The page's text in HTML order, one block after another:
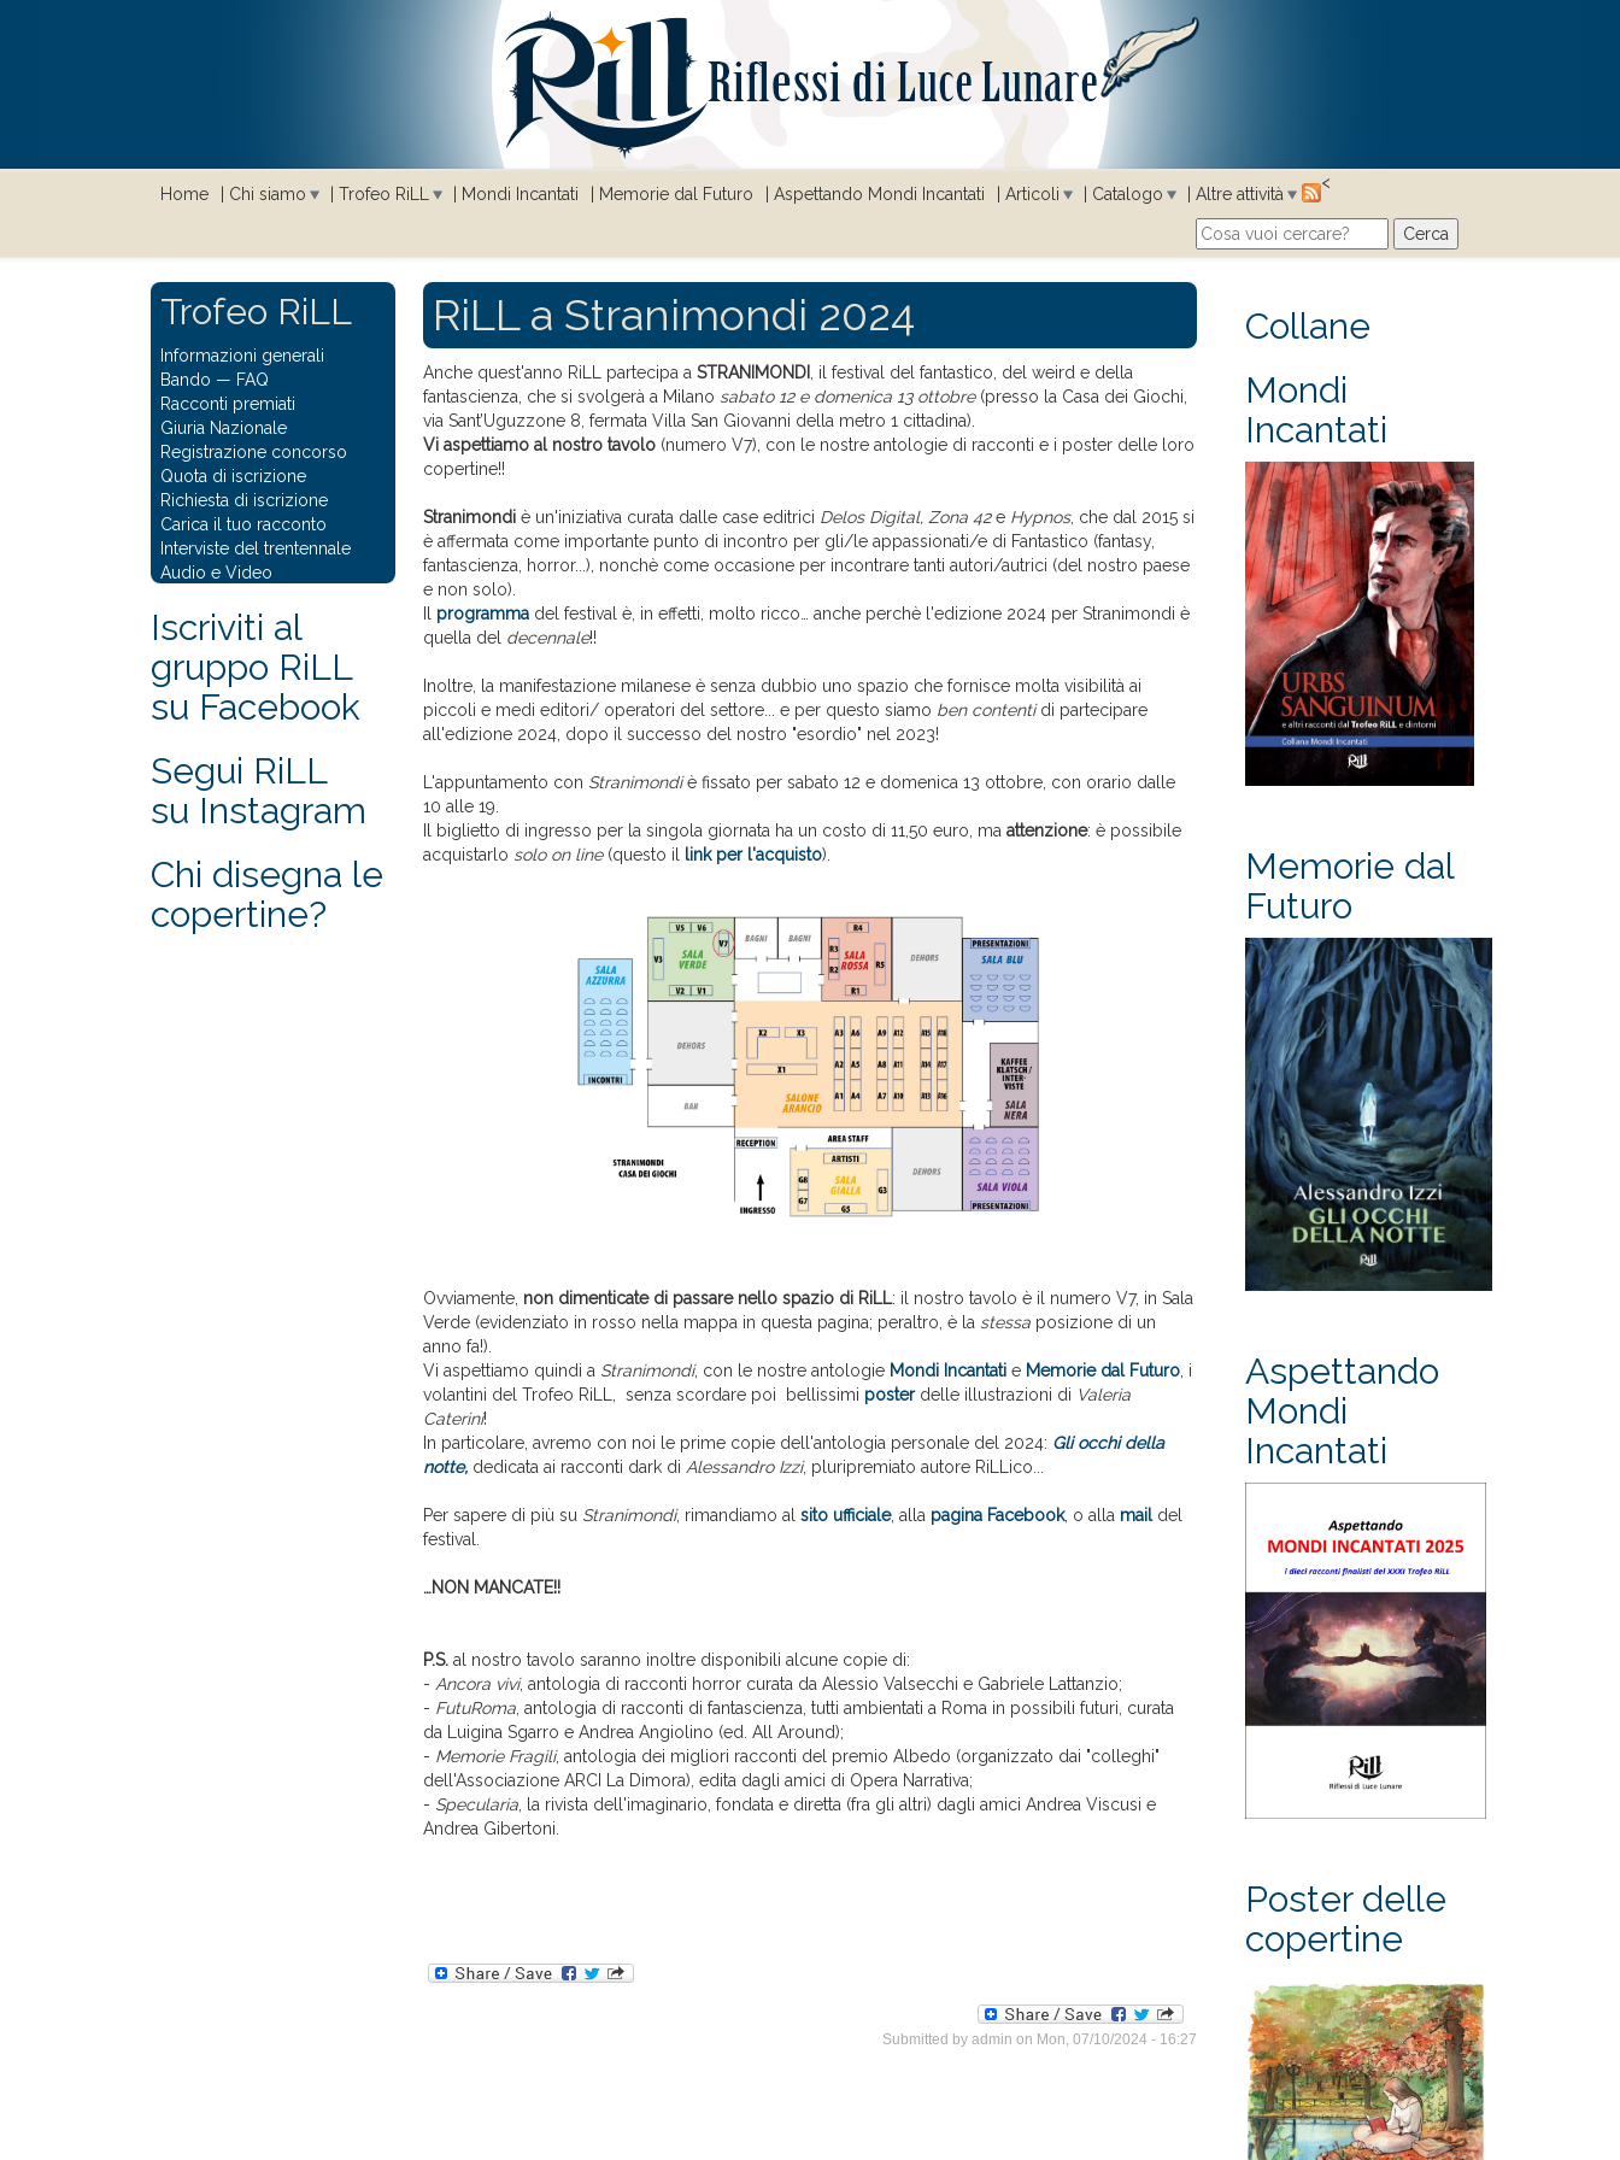
Home Chi siamo Trofeo RiLL Mondi Incantati Memorie dal Futuro Aspettando Mondi Incantati Articoli Catalogo Altre attività
<
Search form
Cerca
RiLL a Stranimondi 2024
Anche quest'anno RiLL partecipa a STRANIMONDI , il festival del fantastico, del weird e della
fantascienza, che si svolgerà a Milano sabato 12 e domenica 13 ottobre(presso la Casa dei Giochi,
via Sant’Uguzzone 8, fermata Villa San Giovanni della metro 1 cittadina).
Vi aspettiamo al nostro tavolo (numero V7), con le nostre antologie di racconti e i poster delle loro
copertine!!
Stranimondi è un'iniziativa curata dalle case editrici Delos Digital, Zona 42e Hypnos, che dal 2015 si
è affermata come importante punto di incontro per gli/le appassionati/e di Fantastico (fantasy,
fantascienza, horror...), nonchè come occasione per incontrare tanti autori/autrici (del nostro paese
e non solo).
Il programma del festival è, in effetti, molto ricco… anche perchè l'edizione 2024 per Stranimondi è
quella del decennale!!
Inoltre, la manifestazione milanese è senza dubbio uno spazio che fornisce molta visibilità ai
piccoli e medi editori/ operatori del settore... e per questo siamo ben contentidi partecipare
all'edizione 2024, dopo il successo del nostro "esordio" nel 2023!
L'appuntamento con Stranimondiè fissato per sabato 12 e domenica 13 ottobre, con orario dalle
10 alle 19.
Il biglietto di ingresso per la singola giornata ha un costo di 11,50 euro, ma attenzione: è possibile
acquistarlo solo on line(questo il link per l'acquisto).
Ovviamente, non dimenticate di passare nello spazio di RiLL: il nostro tavolo è il numero V7, in Sala
Verde (evidenziato in rosso nella mappa in questa pagina; peraltro, è la stessa posizione di un
anno fa!).
Vi aspettiamo quindi a Stranimondi, con le nostre antologie Mondi Incantati e Memorie dal Futuro, i
volantini del Trofeo RiLL, senza scordare poi bellissimi posterdelle illustrazioni di Valeria
Caterini!
In particolare, avremo con noi le prime copie dell'antologia personale del 2024: Gli occhi della
notte, dedicata ai racconti dark di Alessandro Izzi, pluripremiato autore RiLLico...
Per sapere di più su Stranimondi, rimandiamo al sito ufficiale, alla pagina Facebook, o alla maildel
festival.
…NON MANCATE!!
P.S. al nostro tavolo saranno inoltre disponibili alcune copie di:
- Ancora vivi, antologia di racconti horror curata da Alessio Valsecchi e Gabriele Lattanzio;
- FutuRoma, antologia di racconti di fantascienza, tutti ambientati a Roma in possibili futuri, curata
da Luigina Sgarro e Andrea Angiolino (ed. All Around);
- Memorie Fragili, antologia dei migliori racconti del premio Albedo (organizzato dai "colleghi"
dell'Associazione ARCI La Dimora), edita dagli amici di Opera Narrativa;
- Specularia, la rivista dell'imaginario, fondata e diretta (fra gli altri) dagli amici Andrea Viscusi e
Andrea Gibertoni.
Submitted by admin on Mon, 07/10/2024 - 16:27
Collane
Mondi
Incantati
Memorie dal
Futuro
Aspettando
Mondi
Incantati
Poster delle
copertine
Trofeo RiLL
Informazioni generali
Bando — FAQ
Racconti premiati
Giuria Nazionale
Registrazione concorso
Quota di iscrizione
Richiesta di iscrizione
Carica il tuo racconto
Interviste del trentennale
Audio e Video
Iscriviti al
gruppo RiLL
su Facebook
Segui RiLL
su Instagram
Chi disegna le
copertine?